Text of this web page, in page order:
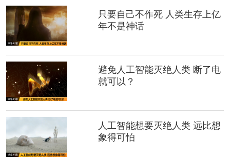
只要自己不作死 人类生存上亿
年不是神话
避免人工智能灭绝人类 断了电
就可以？
人工智能想要灭绝人类 远比想
象得可怕